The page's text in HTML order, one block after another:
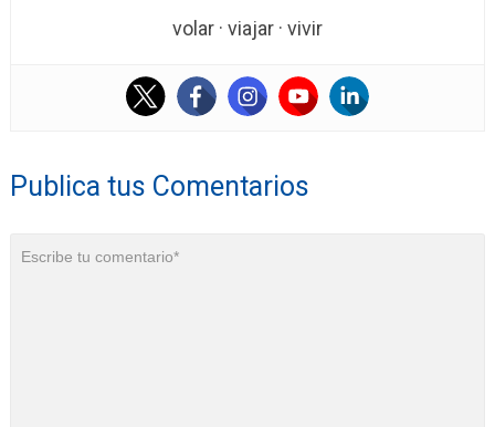
volar · viajar · vivir
Publica tus Comentarios